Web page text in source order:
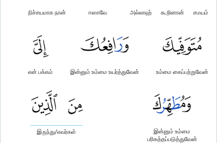
சமயம்
கூறினான்
அல்லாஹ்
ஈஸாவே
நிச்சயமாக நான்
உம்மை கைப்பற்றுவேன்
இன்னும் உம்மை உயர்த்துவேன்
என் பக்கம்
இன்னும் உம்மை
பரிசுத்தப்படுத்துவேன்
இருந்து/எவர்கள்